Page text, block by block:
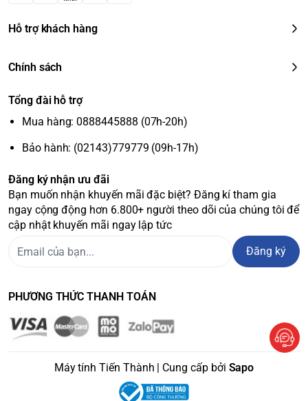
Hỗ trợ khách hàng
Chính sách
Tổng đài hỗ trợ
Mua hàng: 0888445888 (07h-20h)
Bảo hành: (02143)779779 (09h-17h)
Đăng ký nhận ưu đãi
Bạn muốn nhận khuyến mãi đặc biệt? Đăng kí tham gia
ngay cộng động hơn 6.800+ người theo dõi của chúng tôi để
cập nhật khuyến mãi ngay lập tức
Đăng ký
PHƯƠNG THỨC THANH TOÁN
Máy tính Tiến Thành | Cung cấp bởi Sapo